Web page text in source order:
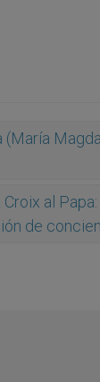
(María
al
de